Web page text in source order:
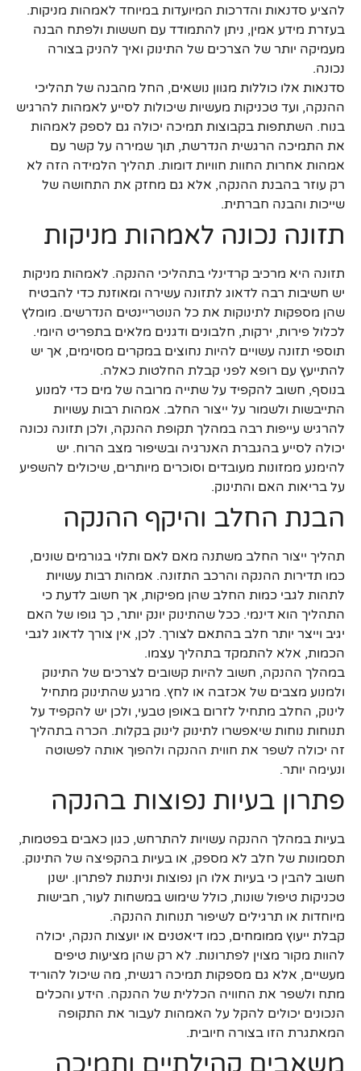
להציע סדנאות והדרכות המיועדות במיוחד לאמהות מניקות.
בעזרת מידע אמין, ניתן להתמודד עם חששות ולפתח הבנה
מעמיקה יותר של הצרכים של התינוק ואיך להניק בצורה
נכונה.
סדנאות אלו כוללות מגוון נושאים, החל מהבנה של תהליכי
ההנקה, ועד טכניקות מעשיות שיכולות לסייע לאמהות להרגיש
בנוח. השתתפות בקבוצות תמיכה יכולה גם לספק לאמהות
את התמיכה הרגשית הנדרשת, תוך שמירה על קשר עם
אמהות אחרות החוות חוויות דומות. תהליך הלמידה הזה לא
רק עוזר בהבנת ההנקה, אלא גם מחזק את התחושה של
שייכות והבנה חברתית.
תזונה נכונה לאמהות מניקות
תזונה היא מרכיב קרדינלי בתהליכי ההנקה. לאמהות מניקות
יש חשיבות רבה לדאוג לתזונה עשירה ומאוזנת כדי להבטיח
שהן מספקות לתינוקות את כל הנוטריינטים הנדרשים. מומלץ
לכלול פירות, ירקות, חלבונים ודגנים מלאים בתפריט היומי.
תוספי תזונה עשויים להיות נחוצים במקרים מסוימים, אך יש
להתייעץ עם רופא לפני קבלת החלטות כאלה.
בנוסף, חשוב להקפיד על שתייה מרובה של מים כדי למנוע
התייבשות ולשמור על ייצור החלב. אמהות רבות עשויות
להרגיש עייפות רבה במהלך תקופת ההנקה, ולכן תזונה נכונה
יכולה לסייע בהגברת האנרגיה ובשיפור מצב הרוח. יש
להימנע ממזונות מעובדים וסוכרים מיותרים, שיכולים להשפיע
על בריאות האם והתינוק.
הבנת החלב והיקף ההנקה
תהליך ייצור החלב משתנה מאם לאם ותלוי בגורמים שונים,
כמו תדירות ההנקה והרכב התזונה. אמהות רבות עשויות
לתהות לגבי כמות החלב שהן מפיקות, אך חשוב לדעת כי
התהליך הוא דינמי. ככל שהתינוק יונק יותר, כך גופו של האם
יגיב וייצר יותר חלב בהתאם לצורך. לכן, אין צורך לדאוג לגבי
הכמות, אלא להתמקד בתהליך עצמו.
במהלך ההנקה, חשוב להיות קשובים לצרכים של התינוק
ולמנוע מצבים של אכזבה או לחץ. מרגע שהתינוק מתחיל
לינוק, החלב מתחיל לזרום באופן טבעי, ולכן יש להקפיד על
תנוחות נוחות שיאפשרו לתינוק לינוק בקלות. הכרה בתהליך
זה יכולה לשפר את חווית ההנקה ולהפוך אותה לפשוטה
ונעימה יותר.
פתרון בעיות נפוצות בהנקה
בעיות במהלך ההנקה עשויות להתרחש, כגון כאבים בפטמות,
תסמונות של חלב לא מספק, או בעיות בהקפיצה של התינוק.
חשוב להבין כי בעיות אלו הן נפוצות וניתנות לפתרון. ישנן
טכניקות טיפול שונות, כולל שימוש במשחות לעור, חבישות
מיוחדות או תרגילים לשיפור תנוחות ההנקה.
קבלת ייעוץ ממומחים, כמו דיאטנים או יועצות הנקה, יכולה
להוות מקור מצוין לפתרונות. לא רק שהן מציעות טיפים
מעשיים, אלא גם מספקות תמיכה רגשית, מה שיכול להוריד
מתח ולשפר את החוויה הכללית של ההנקה. הידע והכלים
הנכונים יכולים להקל על האמהות לעבור את התקופה
המאתגרת הזו בצורה חיובית.
משאבים קהילתיים ותמיכה